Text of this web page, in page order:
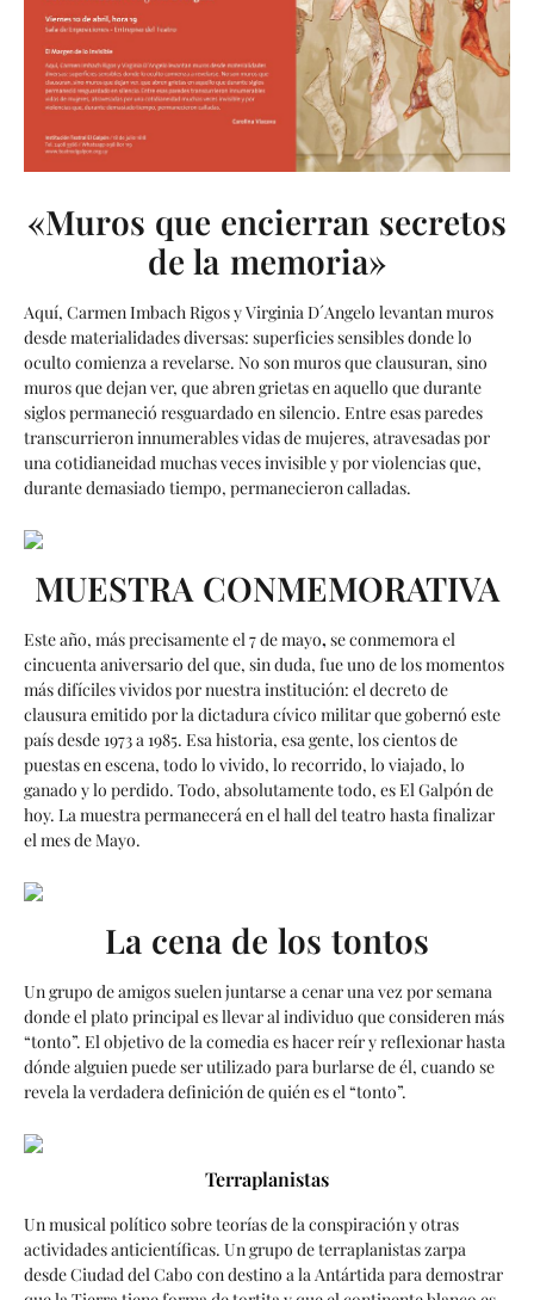
«Muros que encierran secretos
de la memoria»
Aquí, Carmen Imbach Rigos y Virginia D´Angelo levantan muros
desde materialidades diversas: superficies sensibles donde lo
oculto comienza a revelarse. No son muros que clausuran, sino
muros que dejan ver, que abren grietas en aquello que durante
siglos permaneció resguardado en silencio. Entre esas paredes
transcurrieron innumerables vidas de mujeres, atravesadas por
una cotidianeidad muchas veces invisible y por violencias que,
durante demasiado tiempo, permanecieron calladas.
MUESTRA CONMEMORATIVA
Este año, más precisamente el 7 de mayo,se conmemora el
cincuenta aniversario del que, sin duda, fue uno de los momentos
más difíciles vividos por nuestra institución: el decreto de
clausura emitido por la dictadura cívico militar que gobernó este
país desde 1973 a 1985. Esa historia, esa gente, los cientos de
puestas en escena, todo lo vivido, lo recorrido, lo viajado, lo
ganado y lo perdido. Todo, absolutamente todo, es El Galpón de
hoy. La muestra permanecerá en el hall del teatro hasta finalizar
el mes de Mayo.
La cena de los tontos
Un grupo de amigos suelen juntarse a cenar una vez por semana
donde el plato principal es llevar al individuo que consideren más
“tonto”. El objetivo de la comedia es hacer reír y reflexionar hasta
dónde alguien puede ser utilizado para burlarse de él, cuando se
revela la verdadera definición de quién es el “tonto”.
Terraplanistas
Un musical político sobre teorías de la conspiración y otras
actividades anticientíficas. Un grupo de terraplanistas zarpa
desde Ciudad del Cabo con destino a la Antártida para demostrar